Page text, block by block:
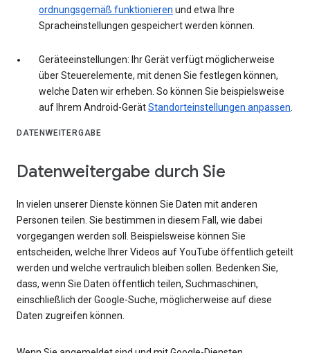
ordnungsgemäß funktionieren und etwa Ihre
Spracheinstellungen gespeichert werden können.
Geräteeinstellungen: Ihr Gerät verfügt möglicherweise
über Steuerelemente, mit denen Sie festlegen können,
welche Daten wir erheben. So können Sie beispielsweise
auf Ihrem Android-GerätStandorteinstellungen anpassen
DATENWEITERGABE
Datenweitergabe durch Sie
In vielen unserer Dienste können Sie Daten mit anderen
Personen teilen. Sie bestimmen in diesem Fall, wie dabei
vorgegangen werden soll. Beispielsweise können Sie
entscheiden, welche Ihrer Videos auf YouTube öffentlich geteilt
werden und welche vertraulich bleiben sollen. Bedenken Sie,
dass, wenn Sie Daten öffentlich teilen, Suchmaschinen,
einschließlich der Google-Suche, möglicherweise auf diese
Daten zugreifen können.